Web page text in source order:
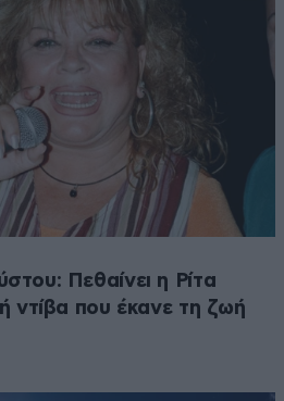
Πεθαίνει η Ρίτα
ντίβα που έκανε τη ζωή